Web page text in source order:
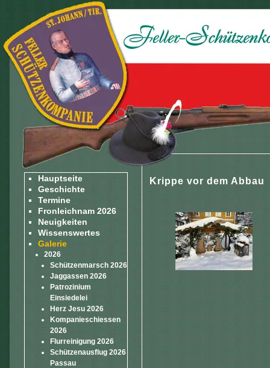
Hauptseite
Geschichte
Termine
Fronleichnam 2026
Neuigkeiten
Wissenswertes
Galerie
2026
Schützenmarsch 2026
Jaggassen 2026
Patrozinium
Einsiedelei
Herz Jesu 2026
Kompanieschiessen
2026
Flurreinigung 2026
Schützenausflug 2026
Passau
Krippe vor dem Abbau